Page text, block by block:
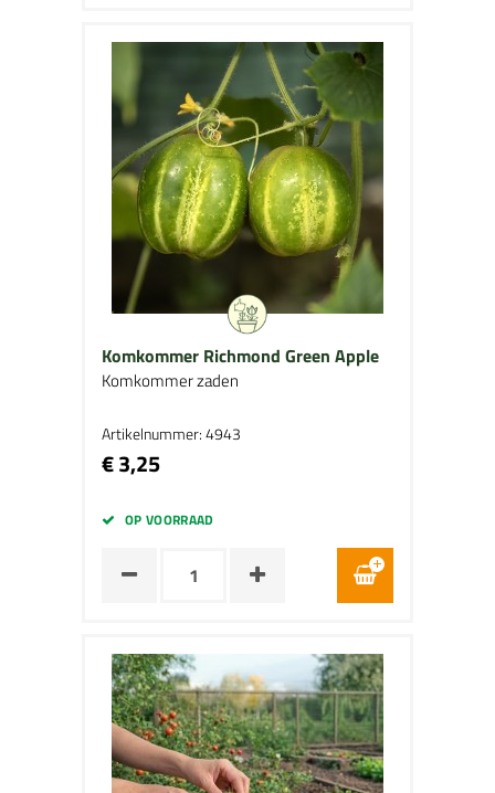
Komkommer Richmond Green Apple
Komkommer zaden
Artikelnummer: 4943
€ 3,25
OP VOORRAAD